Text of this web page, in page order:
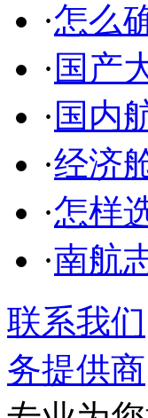
·怎么
· 国产
· 国内
·经济
·怎样
·南航
联系我们
务提供商